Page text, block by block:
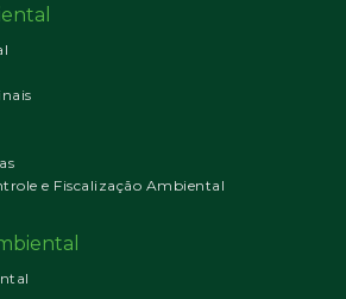
e Fiscalização Ambiental